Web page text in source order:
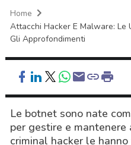
Home
Attacchi Hacker E Malware: Le
Gli Approfondimenti
Le botnet sono nate
per gestire e
criminal hacker le